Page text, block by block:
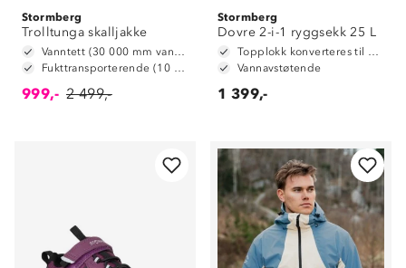
Stormberg
Trolltunga skalljakke
Vanntett (30 000 mm vannsøyle)
Fukttransporterende (10 000 g/m2/24t)
999,- 2 499,-
Stormberg
Dovre 2-i-1 ryggsekk 25 L
Topplokk konverteres til hoftebelte
Vannavstøtende
1 399,-